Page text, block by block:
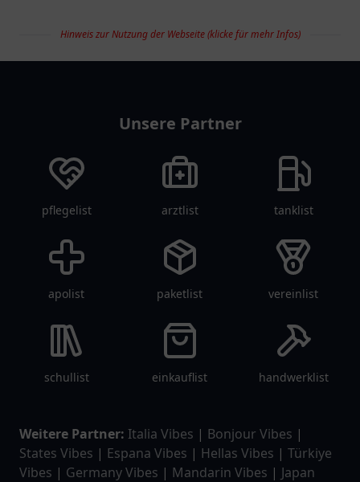
Hinweis zur Nutzung der Webseite (klicke für mehr Infos)
Unsere Partner
pflegelist arztlist tanklist
apolist paketlist vereinlist
schullist einkauflist handwerklist
Weitere Partner: Italia Vibes | Bonjour Vibes |
States Vibes | Espana Vibes | Hellas Vibes | Türkiye
Vibes | Germany Vibes | Mandarin Vibes | Japan